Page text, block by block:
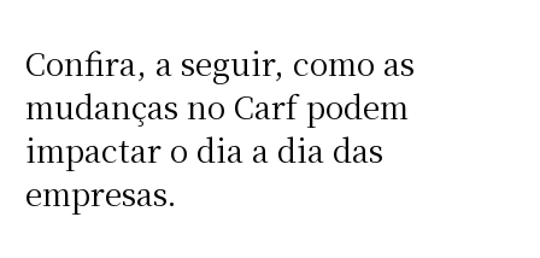
Confira, a seguir, como as
mudanças no Carf podem
impactar o dia a dia das
empresas.